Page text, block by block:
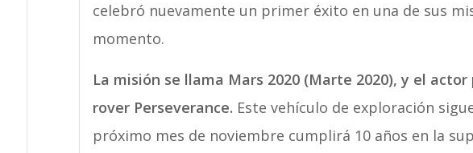
celebró nuevamente un primer éxito en una de sus
momento.
La misión se llama Mars 2020 (Marte 2020), y el
rover Perseverance. Este vehículo de exploración
próximo mes de noviembre cumplirá 10 años en la